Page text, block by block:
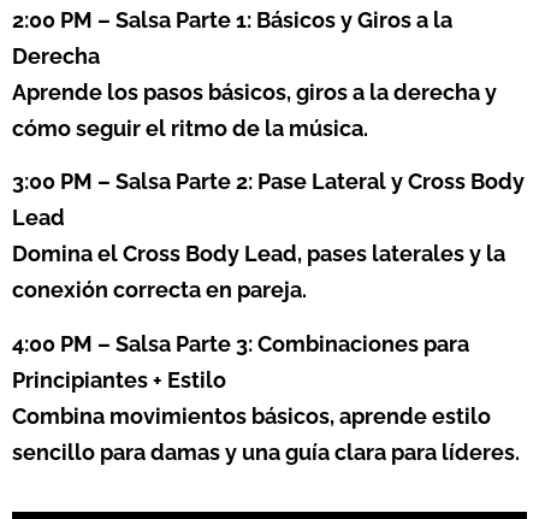
2:00 PM – Salsa Parte 1: Básicos y Giros a la
Derecha
Aprende los pasos básicos, giros a la derecha y
cómo seguir el ritmo de la música.
3:00 PM – Salsa Parte 2: Pase Lateral y Cross Body
Lead
Domina el Cross Body Lead, pases laterales y la
conexión correcta en pareja.
4:00 PM – Salsa Parte 3: Combinaciones para
Principiantes + Estilo
Combina movimientos básicos, aprende estilo
sencillo para damas y una guía clara para líderes.